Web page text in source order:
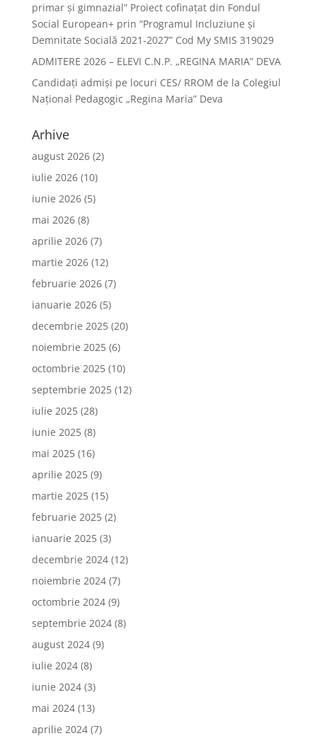
primar și gimnazial” Proiect cofinațat din Fondul
Social European+ prin “Programul Incluziune și
Demnitate Socială 2021-2027” Cod My SMIS 319029
ADMITERE 2026 – ELEVI C.N.P. „REGINA MARIA” DEVA
Candidați admiși pe locuri CES/ RROM de la Colegiul
Național Pedagogic „Regina Maria” Deva
Arhive
august 2026(2)
iulie 2026(10)
iunie 2026(5)
mai 2026(8)
aprilie 2026(7)
martie 2026(12)
februarie 2026(7)
ianuarie 2026(5)
decembrie 2025(20)
noiembrie 2025(6)
octombrie 2025(10)
septembrie 2025(12)
iulie 2025(28)
iunie 2025(8)
mai 2025(16)
aprilie 2025(9)
martie 2025(15)
februarie 2025(2)
ianuarie 2025(3)
decembrie 2024(12)
noiembrie 2024(7)
octombrie 2024(9)
septembrie 2024(8)
august 2024(9)
iulie 2024(8)
iunie 2024(3)
mai 2024(13)
aprilie 2024(7)